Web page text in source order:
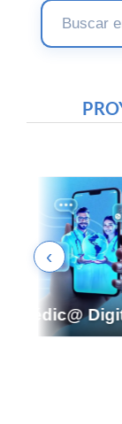
Buscar:
‹
Médic@